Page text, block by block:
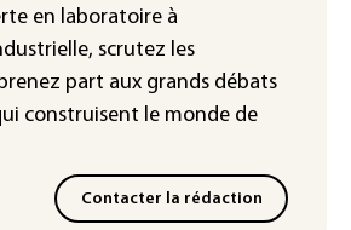
enregistre un record
(services
en laboratoire à
scrutez les
part aux grands débats
construisent le monde de
Contacter la rédaction